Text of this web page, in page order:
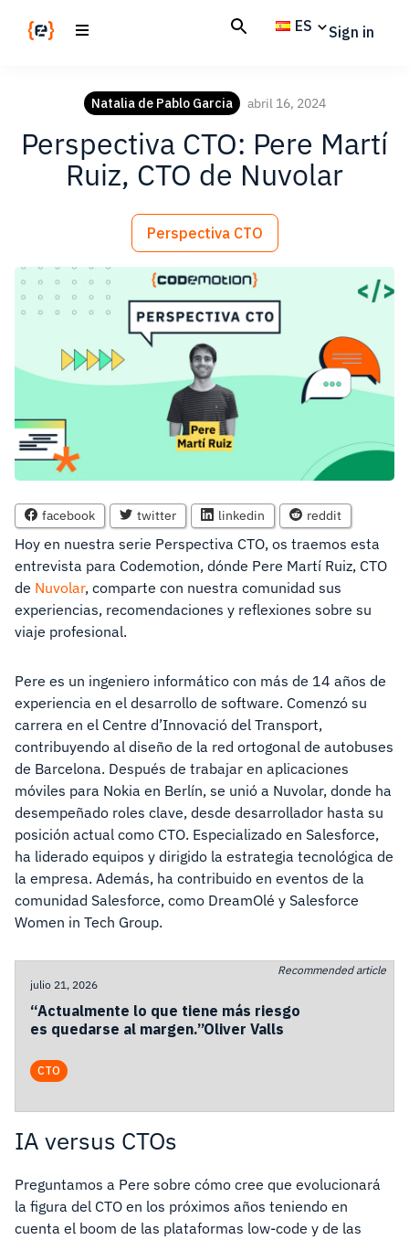
Magazine
future.
Together
ES Sign in
Natalia de Pablo Garcia abril 16, 2024
Perspectiva CTO: Pere Martí
Ruiz, CTO de Nuvolar
Perspectiva CTO
facebook twitter linkedin reddit
Hoy en nuestra serie Perspectiva CTO, os traemos esta
entrevista para Codemotion, dónde Pere Martí Ruiz, CTO
de Nuvolar, comparte con nuestra comunidad sus
experiencias, recomendaciones y reflexiones sobre su
viaje profesional.
Pere es un ingeniero informático con más de 14 años de
experiencia en el desarrollo de software. Comenzó su
carrera en el Centre d’Innovació del Transport,
contribuyendo al diseño de la red ortogonal de autobuses
de Barcelona. Después de trabajar en aplicaciones
móviles para Nokia en Berlín, se unió a Nuvolar, donde ha
desempeñado roles clave, desde desarrollador hasta su
posición actual como CTO. Especializado en Salesforce,
ha liderado equipos y dirigido la estrategia tecnológica de
la empresa. Además, ha contribuido en eventos de la
comunidad Salesforce, como DreamOlé y Salesforce
Women in Tech Group.
Recommended article
julio 21, 2026
“Actualmente lo que tiene más riesgo
es quedarse al margen.”Oliver Valls
CTO
IA versus CTOs
Preguntamos a Pere sobre cómo cree que evolucionará
la figura del CTO en los próximos años teniendo en
cuenta el boom de las plataformas low-code y de las